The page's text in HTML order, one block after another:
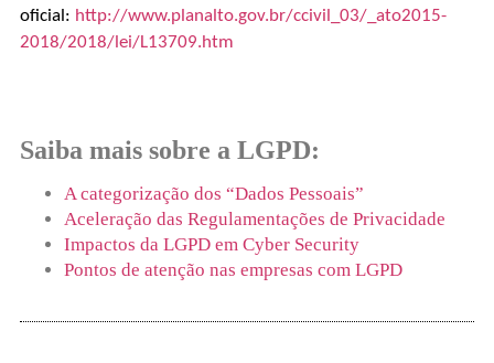
oficial: http://www.planalto.gov.br/ccivil_03/_ato2015-
2018/2018/lei/L13709.htm
Saiba mais sobre a LGPD:
A categorização dos “Dados Pessoais”
Aceleração das Regulamentações de Privacidade
Impactos da LGPD em Cyber Security
Pontos de atenção nas empresas com LGPD